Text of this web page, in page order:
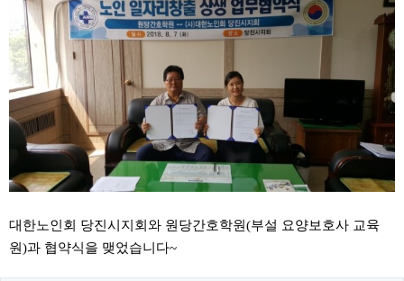
대한노인회 당진시지회와 원당간호학원(부설 요양보호사 교육
원)과 협약식을 맺었습니다~